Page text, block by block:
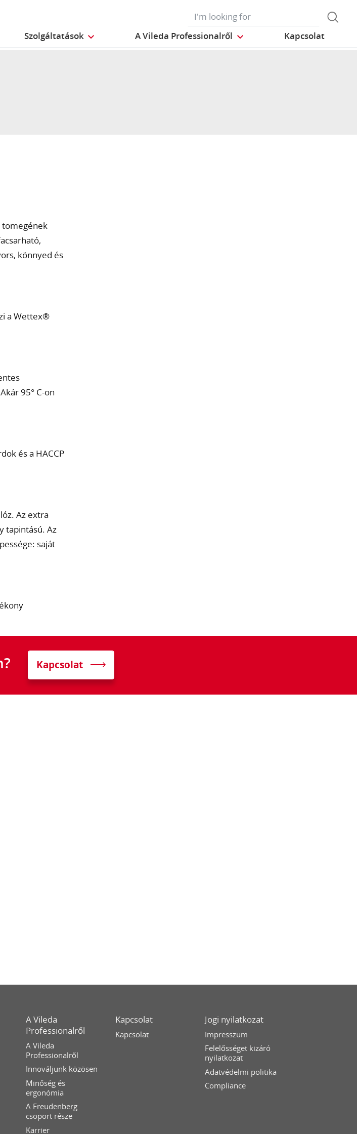
Szolgáltatások A Vileda Professionalről Kapcsolat
tömegének
könnyed és
a Wettex®
95° C-on
és a HACCP
Az extra
tapintású. Az
saját
Kapcsolat
A Vileda
Professionalről
A Vileda
Professionalről
Innováljunk közösen
Minőség és
ergonómia
A Freudenberg
csoport része
Karrier
Kapcsolat
Kapcsolat
Jogi nyilatkozat
Impresszum
Felelősséget kizáró
nyilatkozat
Adatvédelmi politika
Compliance